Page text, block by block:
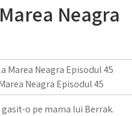
Neagra
Neagra Episodul 45
o pe mama lui Berrak.